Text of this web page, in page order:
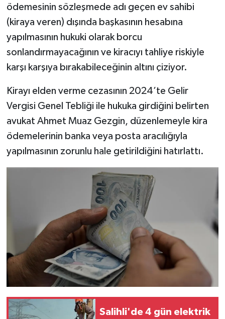
ödemesinin sözleşmede adı geçen ev sahibi
(kiraya veren) dışında başkasının hesabına
yapılmasının hukuki olarak borcu
sonlandırmayacağının ve kiracıyı tahliye riskiyle
karşı karşıya bırakabileceğinin altını çiziyor.
Kirayı elden verme cezasının 2024’te Gelir
Vergisi Genel Tebliği ile hukuka girdiğini belirten
avukat Ahmet Muaz Gezgin, düzenlemeyle kira
ödemelerinin banka veya posta aracılığıyla
yapılmasının zorunlu hale getirildiğini hatırlattı.
Salihli'de 4 gün elektrik